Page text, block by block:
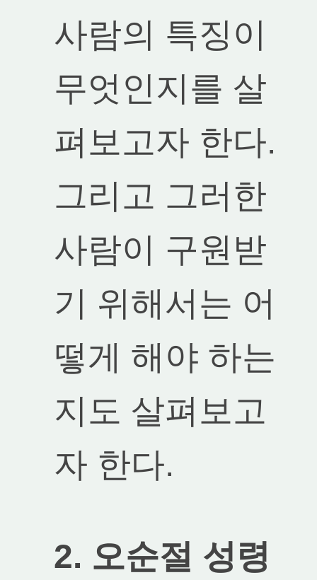
사람의 특징이
무엇인지를 살
펴보고자 한다.
그리고 그러한
사람이 구원받
기 위해서는 어
떻게 해야 하는
지도 살펴보고
자 한다.
2. 오순절 성령